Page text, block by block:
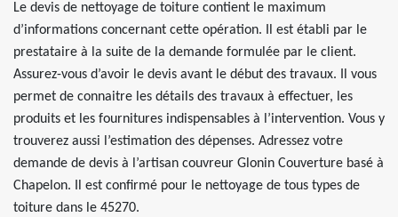
Le devis de nettoyage de toiture contient le maximum
d’informations concernant cette opération. Il est établi par le
prestataire à la suite de la demande formulée par le client.
Assurez-vous d’avoir le devis avant le début des travaux. Il vous
permet de connaitre les détails des travaux à effectuer, les
produits et les fournitures indispensables à l’intervention. Vous y
trouverez aussi l’estimation des dépenses. Adressez votre
demande de devis à l’artisan couvreur Glonin Couverture basé à
Chapelon. Il est confirmé pour le nettoyage de tous types de
toiture dans le 45270.